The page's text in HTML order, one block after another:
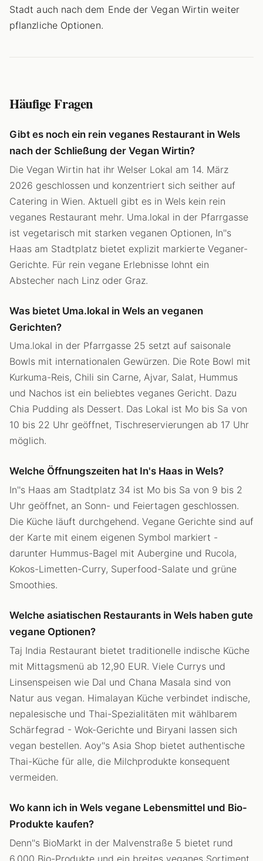
Stadt auch nach dem Ende der Vegan Wirtin weiter
pflanzliche Optionen.
Häufige Fragen
Gibt es noch ein rein veganes Restaurant in Wels
nach der Schließung der Vegan Wirtin?
Die Vegan Wirtin hat ihr Welser Lokal am 14. März
2026 geschlossen und konzentriert sich seither auf
Catering in Wien. Aktuell gibt es in Wels kein rein
veganes Restaurant mehr. Uma.lokal in der Pfarrgasse
ist vegetarisch mit starken veganen Optionen, In''s
Haas am Stadtplatz bietet explizit markierte Veganer-
Gerichte. Für rein vegane Erlebnisse lohnt ein
Abstecher nach Linz oder Graz.
Was bietet Uma.lokal in Wels an veganen
Gerichten?
Uma.lokal in der Pfarrgasse 25 setzt auf saisonale
Bowls mit internationalen Gewürzen. Die Rote Bowl mit
Kurkuma-Reis, Chili sin Carne, Ajvar, Salat, Hummus
und Nachos ist ein beliebtes veganes Gericht. Dazu
Chia Pudding als Dessert. Das Lokal ist Mo bis Sa von
10 bis 22 Uhr geöffnet, Tischreservierungen ab 17 Uhr
möglich.
Welche Öffnungszeiten hat In's Haas in Wels?
In''s Haas am Stadtplatz 34 ist Mo bis Sa von 9 bis 2
Uhr geöffnet, an Sonn- und Feiertagen geschlossen.
Die Küche läuft durchgehend. Vegane Gerichte sind auf
der Karte mit einem eigenen Symbol markiert -
darunter Hummus-Bagel mit Aubergine und Rucola,
Kokos-Limetten-Curry, Superfood-Salate und grüne
Smoothies.
Welche asiatischen Restaurants in Wels haben gute
vegane Optionen?
Taj India Restaurant bietet traditionelle indische Küche
mit Mittagsmenü ab 12,90 EUR. Viele Currys und
Linsenspeisen wie Dal und Chana Masala sind von
Natur aus vegan. Himalayan Küche verbindet indische,
nepalesische und Thai-Spezialitäten mit wählbarem
Schärfegrad - Wok-Gerichte und Biryani lassen sich
vegan bestellen. Aoy''s Asia Shop bietet authentische
Thai-Küche für alle, die Milchprodukte konsequent
vermeiden.
Wo kann ich in Wels vegane Lebensmittel und Bio-
Produkte kaufen?
Denn''s BioMarkt in der Malvenstraße 5 bietet rund
6.000 Bio-Produkte und ein breites veganes Sortiment